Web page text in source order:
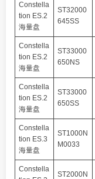
Constella
tion ES.2
海量盘
ST32000
645SS
Constella
tion ES.2
海量盘
ST33000
650NS
Constella
tion ES.2
海量盘
ST33000
650SS
Constella
tion ES.3
海量盘
ST1000N
M0033
Constella
ST2000N